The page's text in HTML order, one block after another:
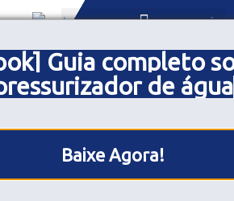
Guia completo
de água
Baixe Agora!
de
aquecedor solar